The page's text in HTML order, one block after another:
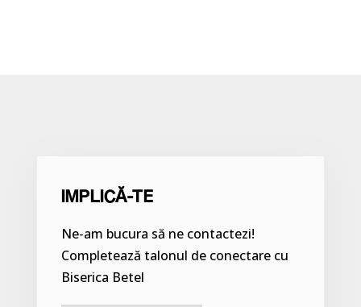
IMPLICĂ-TE
Ne-am bucura să ne contactezi!
Completează talonul de conectare cu
Biserica Betel